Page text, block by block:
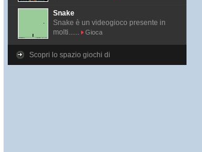
Snake
Snake è un videogioco presente in
molti......
Gioca
Scopri lo spazio giochi di